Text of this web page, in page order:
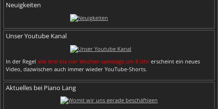
Neuigkeiten
Unser Youtube Kanal
In der Regel alle drei bis vier Wochen samstags um 8 Uhr erscheint ein neues
Video, dazwischen auch immer wieder YouTube-Shorts.
Aktuelles bei Piano Lang